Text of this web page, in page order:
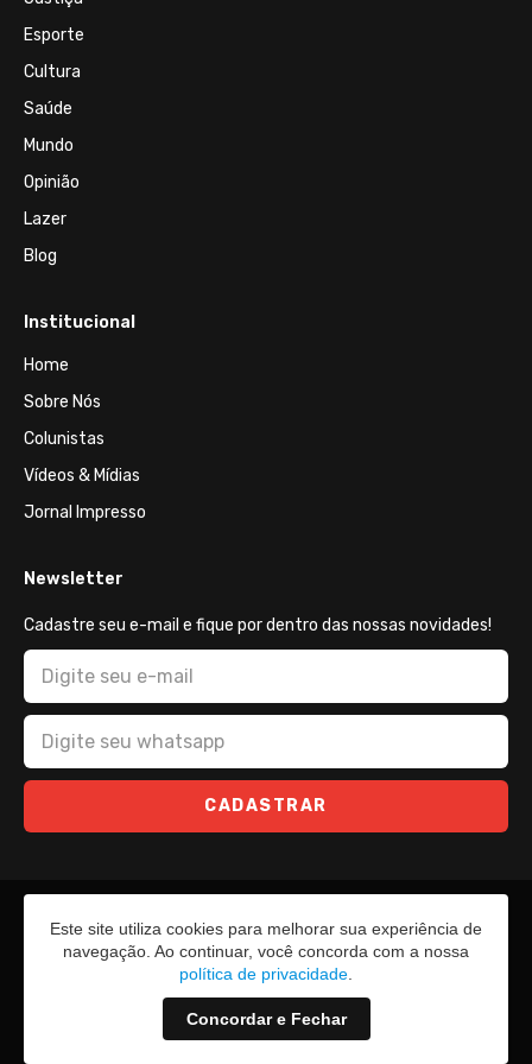
Esporte
Cultura
Saúde
Mundo
Opinião
Lazer
Blog
Institucional
Home
Sobre Nós
Colunistas
Vídeos & Mídias
Jornal Impresso
Newsletter
Cadastre seu e-mail e fique por dentro das nossas novidades!
CADASTRAR
Este site utiliza cookies para melhorar sua experiência de
navegação. Ao continuar, você concorda com a nossa
política de privacidade
Concordar e Fechar